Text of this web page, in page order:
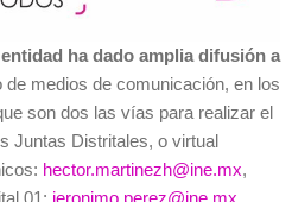
ha dado amplia difusión a
de medios de comunicación, en los
son dos las vías para realizar el
Juntas Distritales, o virtual
hector.martinezh@ine.mx,